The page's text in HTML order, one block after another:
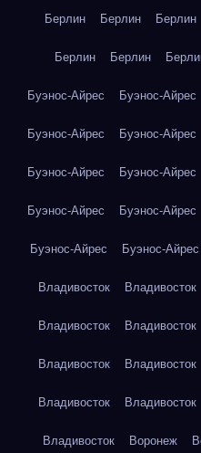
Берлин Берлин Берлин
Берлин Берлин
Буэнос-Айрес Буэнос-Айрес
Буэнос-Айрес Буэнос-Айрес
Буэнос-Айрес Буэнос-Айрес
Буэнос-Айрес Буэнос-Айрес
Буэнос-Айрес Буэнос-Айрес
Владивосток Владивосток
Владивосток Владивосток
Владивосток Владивосток
Владивосток Владивосток
Владивосток Воронеж